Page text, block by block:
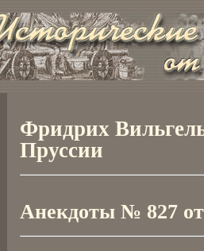
Фридрих
Пруссии
Анекдоты № 827 от